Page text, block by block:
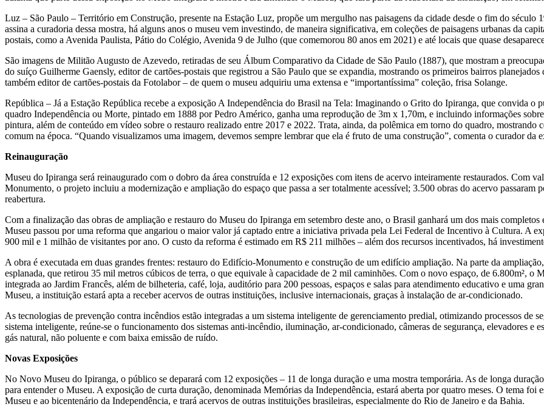
Luz – São Paulo – Território em Construção, presente na Estação Luz, propõe um mergulho nas paisagens da cidade desde o fim do século
assina a curadoria dessa mostra, há alguns anos o museu vem investindo, de maneira significativa, em coleções de paisagens urbanas da
postais, como a Avenida Paulista, Pátio do Colégio, Avenida 9 de Julho (que comemorou 80 anos em 2021) e até locais que quase
São imagens de Militão Augusto de Azevedo, retiradas de seu Álbum Comparativo da Cidade de São Paulo (1887), que mostram a
do suíço Guilherme Gaensly, editor de cartões-postais que registrou a São Paulo que se expandia, mostrando os primeiros bairros
também editor de cartões-postais da Fotolabor – de quem o museu adquiriu uma extensa e “importantíssima” coleção, frisa Solange.
República – Já a Estação República recebe a exposição A Independência do Brasil na Tela: Imaginando o Grito do Ipiranga, que convida o
quadro Independência ou Morte, pintado em 1888 por Pedro Américo, ganha uma reprodução de 3m x 1,70m, e incluindo informações
pintura, além de conteúdo em vídeo sobre o restauro realizado entre 2017 e 2022. Trata, ainda, da polêmica em torno do quadro,
comum na época. “Quando visualizamos uma imagem, devemos sempre lembrar que ela é fruto de uma construção”, comenta o curador
Reinauguração
Museu do Ipiranga será reinaugurado com o dobro da área construída e 12 exposições com itens de acervo inteiramente restaurados. Com
Monumento, o projeto incluiu a modernização e ampliação do espaço que passa a ser totalmente acessível; 3.500 obras do acervo passaram
reabertura.
Com a finalização das obras de ampliação e restauro do Museu do Ipiranga em setembro deste ano, o Brasil ganhará um dos mais
Museu passou por uma reforma que angariou o maior valor já captado entre a iniciativa privada pela Lei Federal de Incentivo à Cultura. A
900 mil e 1 milhão de visitantes por ano. O custo da reforma é estimado em R$ 211 milhões – além dos recursos incentivados, há
A obra é executada em duas grandes frentes: restauro do Edifício-Monumento e construção de um edifício ampliação. Na parte da
esplanada, que retirou 35 mil metros cúbicos de terra, o que equivale à capacidade de 2 mil caminhões. Com o novo espaço, de 6.800m², o
integrada ao Jardim Francês, além de bilheteria, café, loja, auditório para 200 pessoas, espaços e salas para atendimento educativo e uma
Museu, a instituição estará apta a receber acervos de outras instituições, inclusive internacionais, graças à instalação de ar-condicionado.
As tecnologias de prevenção contra incêndios estão integradas a um sistema inteligente de gerenciamento predial, otimizando processos de
sistema inteligente, reúne-se o funcionamento dos sistemas anti-incêndio, iluminação, ar-condicionado, câmeras de segurança, elevadores e
gás natural, não poluente e com baixa emissão de ruído.
Novas Exposições
No Novo Museu do Ipiranga, o público se deparará com 12 exposições – 11 de longa duração e uma mostra temporária. As de longa
para entender o Museu. A exposição de curta duração, denominada Memórias da Independência, estará aberta por quatro meses. O tema
Museu e ao bicentenário da Independência, e trará acervos de outras instituições brasileiras, especialmente do Rio de Janeiro e da Bahia.